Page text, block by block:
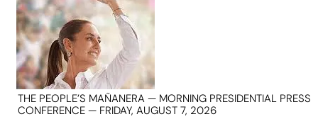
THE PEOPLE’S MAÑANERA — MORNING PRESIDENTIAL PRESS
CONFERENCE — FRIDAY, AUGUST 7, 2026